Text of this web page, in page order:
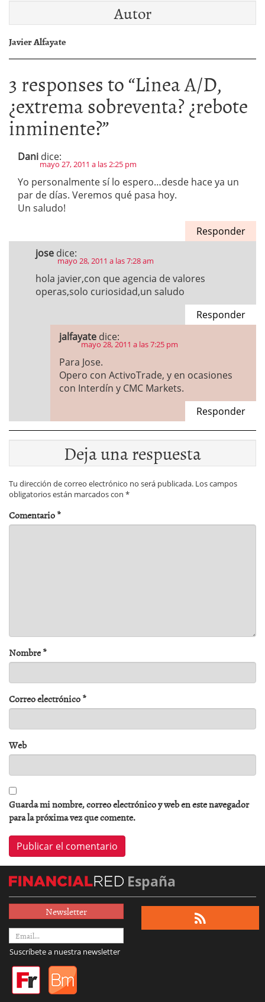
Autor
Javier Alfayate
3 responses to “Linea A/D,
¿extrema sobreventa? ¿rebote
inminente?”
Dani dice:
mayo 27, 2011 a las 2:25 pm
Yo personalmente sí lo espero…desde hace ya un
par de días. Veremos qué pasa hoy.
Un saludo!
Responder
jose dice:
mayo 28, 2011 a las 7:28 am
hola javier,con que agencia de valores
operas,solo curiosidad,un saludo
Responder
jalfayate dice:
mayo 28, 2011 a las 7:25 pm
Para Jose.
Opero con ActivoTrade, y en ocasiones
con Interdín y CMC Markets.
Responder
Deja una respuesta
Tu dirección de correo electrónico no será publicada. Los campos
obligatorios están marcados con *
Comentario*
Nombre*
Correo electrónico*
Web
Guarda mi nombre, correo electrónico y web en este navegador
para la próxima vez que comente.
España
Newsletter
Suscríbete a nuestra newsletter